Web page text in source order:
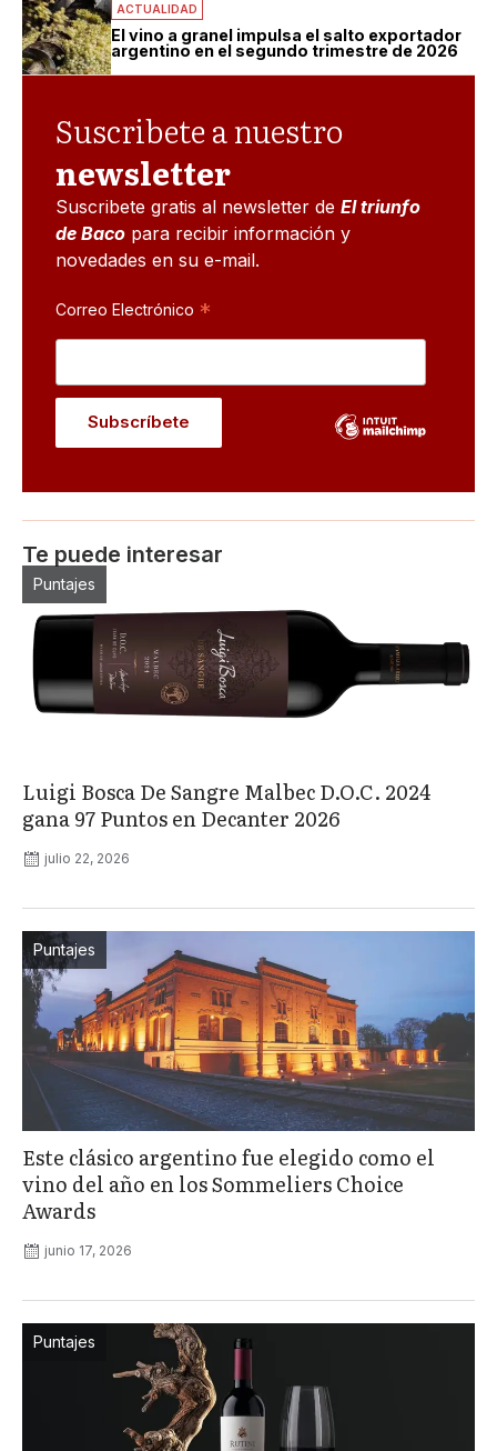
ACTUALIDAD
El vino a granel impulsa el salto exportador
argentino en el segundo trimestre de 2026
Suscribete a nuestro
newsletter
Suscribete gratis al newsletter de El triunfo
de Baco para recibir información y
novedades en su e-mail.
Correo Electrónico *
Te puede interesar
Puntajes
Luigi Bosca De Sangre Malbec D.O.C. 2024
gana 97 Puntos en Decanter 2026
julio 22, 2026
Puntajes
Este clásico argentino fue elegido como el
vino del año en los Sommeliers Choice
Awards
junio 17, 2026
Puntajes